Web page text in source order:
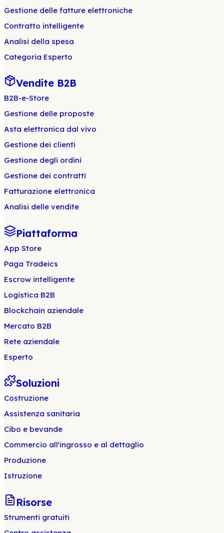
Gestione delle fatture elettroniche
Contratto intelligente
Analisi della spesa
Categoria Esperto
Vendite B2B
B2B-e-Store
Gestione delle proposte
Asta elettronica dal vivo
Gestione dei clienti
Gestione degli ordini
Gestione dei contratti
Fatturazione elettronica
Analisi delle vendite
Piattaforma
App Store
Paga Tradeics
Escrow intelligente
Logistica B2B
Blockchain aziendale
Mercato B2B
Rete aziendale
Esperto
Soluzioni
Costruzione
Assistenza sanitaria
Cibo e bevande
Commercio all'ingrosso e al dettaglio
Produzione
Istruzione
Risorse
Strumenti gratuiti